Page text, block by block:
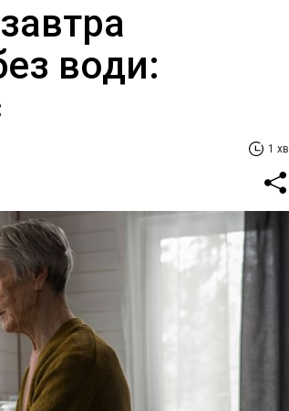
води:
1 хв